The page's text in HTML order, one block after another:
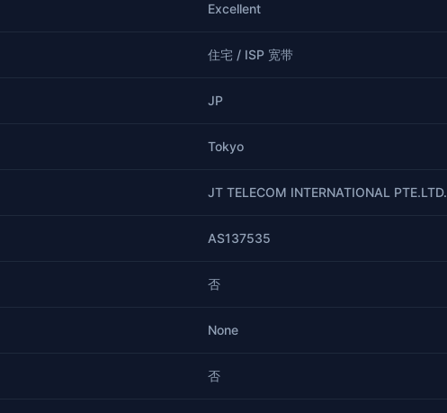
Excellent
住宅 / ISP 宽带
JP
Tokyo
JT TELECOM INTERNATIONAL PTE.LTD.
AS137535
否
None
否